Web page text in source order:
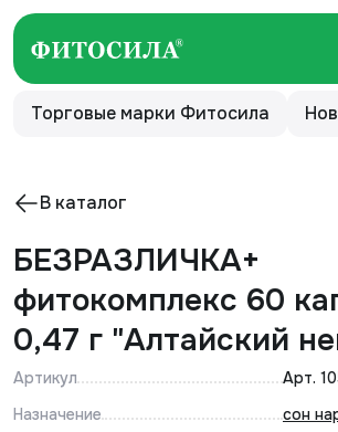
Торговые марки Фитосила
В каталог
БЕЗРАЗЛИЧКА+
фитокомплекс 60
0,47 г "Алтайский
Артикул Арт.
Назначение
сон